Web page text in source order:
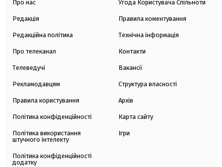
Про нас
Редакція
Редакційна політика
Про телеканал
Телеведучі
Рекламодавцям
Правила користування
Політика конфіденційності
Політика використання
штучного інтелекту
Політика конфіденційності
додатку
Угода Користувача Спільноти
Правила коментування
Технічна інформація
Контакти
Вакансії
Структура власності
Архів
Карта сайту
Ігри